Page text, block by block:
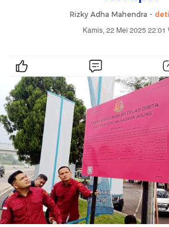
Rizky Adha Mahendra -
Kamis, 22 Mei 2025 22:01